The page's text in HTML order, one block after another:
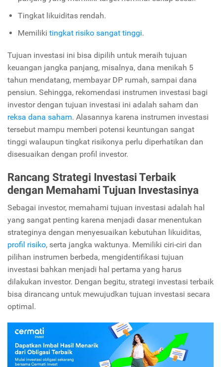
Tingkat likuiditas rendah.
Memiliki tingkat risiko sangat tinggi.
Tujuan investasi ini bisa dipilih untuk meraih tujuan
keuangan jangka panjang, misalnya, dana menikah 5
tahun mendatang, membayar DP rumah, sampai dana
pensiun. Sehingga, rekomendasi instrumen investasi bagi
investor dengan tujuan investasi ini adalah saham dan
reksa dana saham. Alasannya karena instrumen investasi
tersebut mampu memberi potensi keuntungan sangat
tinggi walaupun tingkat risikonya perlu diperhatikan dan
disesuaikan dengan profil investor.
Rancang Strategi Investasi Terbaik
dengan Memahami Tujuan Investasinya
Sebagai investor, memahami tujuan investasi adalah hal
yang sangat penting karena menjadi dasar menentukan
strateginya dengan menyesuaikan kebutuhan likuiditas,
profil risiko, serta jangka waktunya. Memiliki ciri-ciri dan
pilihan instrumen berbeda, mengidentifikasi tujuan
investasi bahkan menjadi hal pertama yang harus
dilakukan investor. Dengan begitu, strategi investasi terbaik
bisa dirancang untuk mewujudkan tujuan investasi secara
optimal.